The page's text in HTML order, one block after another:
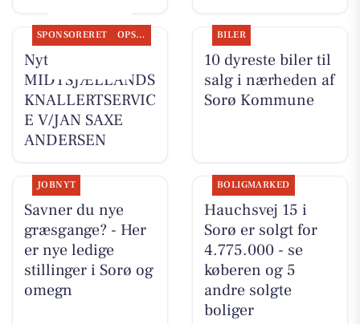
SPONSORERET OPSLAGSTAVLEN
Nyt fra
MIDTSJÆLLANDS
KNALLERTSERVIC
E V/JAN SAXE
ANDERSEN
BILER
10 dyreste biler til
salg i nærheden af
Sorø Kommune
JOBNYT
Savner du nye
græsgange? - Her
er nye ledige
stillinger i Sorø og
omegn
BOLIGMARKED
Hauchsvej 15 i
Sorø er solgt for
4.775.000 - se
køberen og 5
andre solgte
boliger